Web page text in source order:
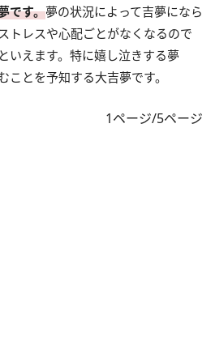
です。夢の状況によって吉夢になら
トレスや心配ごとがなくなるので
いえます。特に嬉し泣きする夢
とを予知する大吉夢です。
1ページ/5ページ